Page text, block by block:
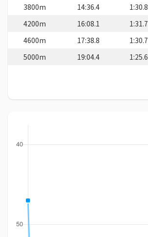
3800m
14:36.4 1:30.8
4200m
16:08.1 1:31.7
4600m
17:38.8 1:30.7
5000m
19:04.4 1:25.6